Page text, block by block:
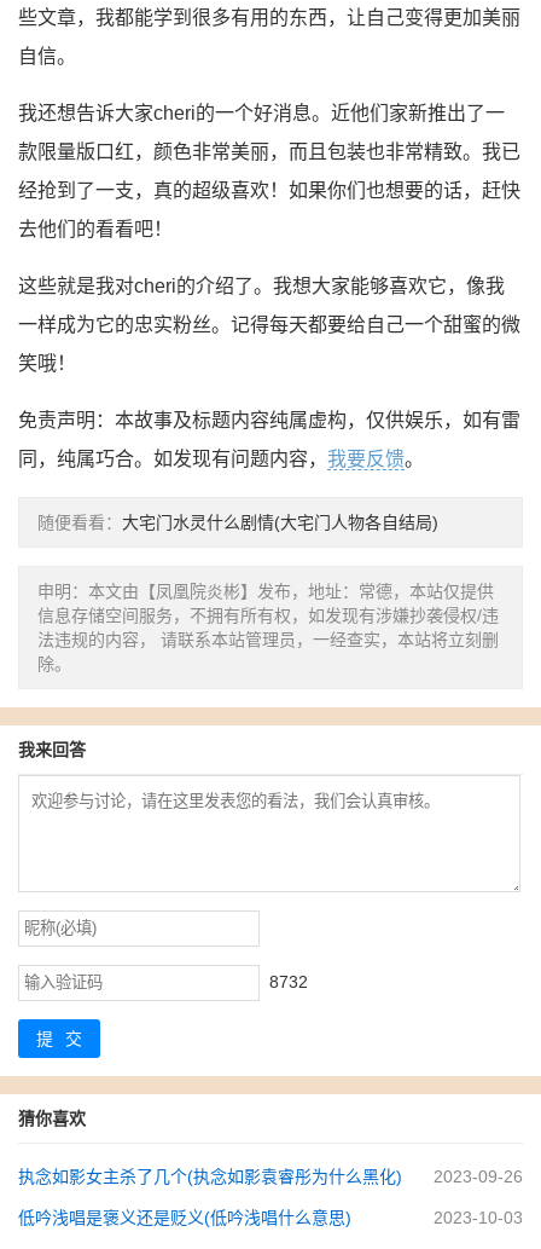
些文章，我都能学到很多有用的东西，让自己变得更加美丽
自信。
我还想告诉大家cheri的一个好消息。近他们家新推出了一
款限量版口红，颜色非常美丽，而且包装也非常精致。我已
经抢到了一支，真的超级喜欢！如果你们也想要的话，赶快
去他们的看看吧！
这些就是我对cheri的介绍了。我想大家能够喜欢它，像我
一样成为它的忠实粉丝。记得每天都要给自己一个甜蜜的微
笑哦！
免责声明：本故事及标题内容纯属虚构，仅供娱乐，如有雷
同，纯属巧合。如发现有问题内容， 我要反馈。
随便看看： 大宅门水灵什么剧情(大宅门人物各自结局)
申明：本文由【凤凰院炎彬】发布，地址：常德，本站仅提供
信息存储空间服务，不拥有所有权，如发现有涉嫌抄袭侵权/违
法违规的内容， 请联系本站管理员，一经查实，本站将立刻删
除。
我来回答
8732
提交
猜你喜欢
执念如影女主杀了几个(执念如影袁睿彤为什么黑化) 2023-09-26
低吟浅唱是褒义还是贬义(低吟浅唱什么意思) 2023-10-03